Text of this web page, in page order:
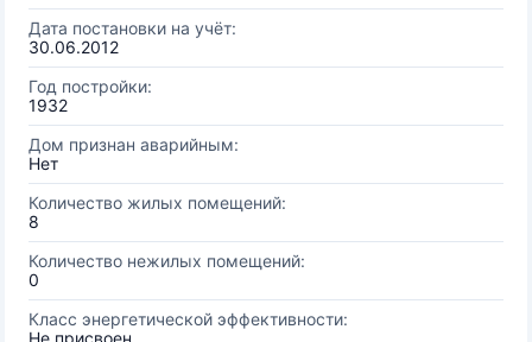
Дата постановки на учёт:
30.06.2012
Год постройки:
1932
Дом признан аварийным:
Нет
Количество жилых помещений:
8
Количество нежилых помещений:
0
Класс энергетической эффективности:
Не присвоен